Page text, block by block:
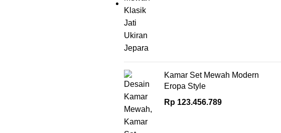
Kamar Set Mewah Modern
Eropa Style
Rp123.456.789